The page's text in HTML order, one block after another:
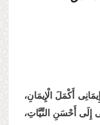
أَكْمَلَ الْإِیمَانِ،
إِلَى أَحْسَنِ النِّیَّاتِ،